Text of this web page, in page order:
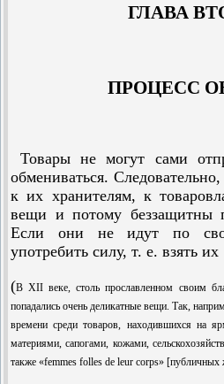
ГЛАВА
ПРОЦЕСС
Товары не могут сами
обмениваться.
к их хранителям, к
вещи и потому беззащитны
Если они не идут по
употребить силу, т. е. взять их
(В XII веке, столь прославленном своим
попадались очень деликатные вещи. Так,
времени среди товаров, находившихся на
материями, сапогами, кожами,
также «femmes folles de leur corps»